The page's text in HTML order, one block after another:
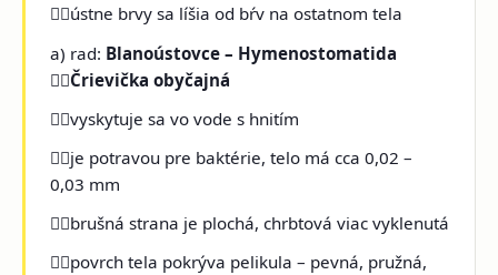
ústne brvy sa líšia od bŕv na ostatnom tela
a) rad: Blanoústovce – Hymenostomatida
Črievička obyčajná
vyskytuje sa vo vode s hnitím
je potravou pre baktérie, telo má cca 0,02 –
0,03 mm
brušná strana je plochá, chrbtová viac vyklenutá
povrch tela pokrýva pelikula – pevná, pružná,